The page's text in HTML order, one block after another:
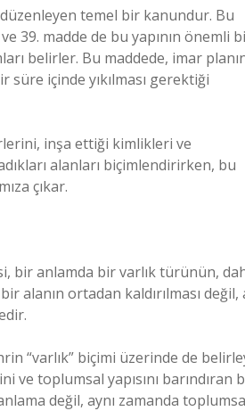
temel bir kanundur. Bu
39. madde de bu yapının önemli
belirler. Bu maddede, imar
içinde yıkılması gerektiği
inşa ettiği kimlikleri ve
alanları biçimlendirirken, bu
çıkar.
bir anlamda bir varlık türünün,
alanın ortadan kaldırılması değil,
“varlık” biçimi üzerinde de
toplumsal yapısını barındıran
değil, aynı zamanda